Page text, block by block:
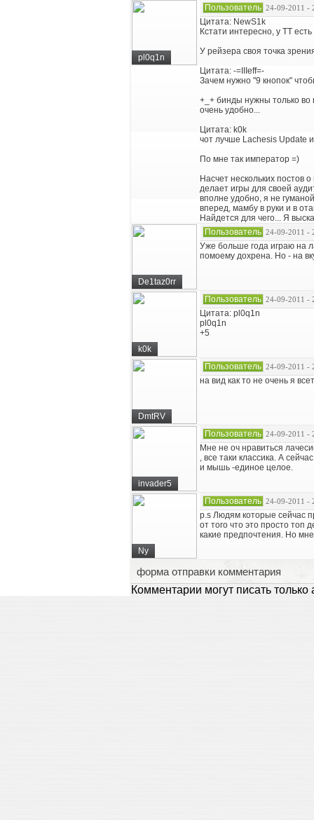
pl0q1n
Пользователь 24-09-2011 -
Цитата: NewS1k
Кстати интересно, у ТТ
У рейзера своя точка
Цитата: -=IIIeff=-
Зачем нужно "9 кнопок"
+_+ бинды нужны только
очень удобно...
Цитата: k0k
чот лучше Lachesis Update
По мне так император =)
Насчет нескольких постов
делает игры для своей
вполне удобно, я не
вперед, мамбу в руки и в
Найдется для чего... Я
De1taz0rr
Пользователь 24-09-2011 -
Уже больше года играю на
помоему дохрена. Но - на
k0k
Пользователь 24-09-2011 -
Цитата: pl0q1n
pl0q1n
+5
DmtRV
Пользователь 24-09-2011 -
на вид как то не очень я
invader5
Пользователь 24-09-2011 -
Мне не оч нравиться
, все таки классика. А
и мышь -единое целое.
Ny
Пользователь 24-09-2011 -
p.s Людям которые сейчас
от того что это просто топ
какие предпочтения. Но
форма отправки комментария
Комментарии могут писать